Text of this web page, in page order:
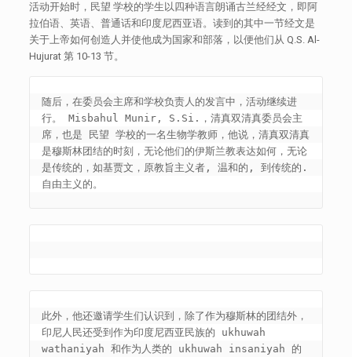
活动开始时，民望 学校的学生以四种语言朗诵古兰经经文，即阿
拉伯语、英语、普通话和印度尼西亚语。读到的其中一节经文是
关于上帝如何创造人并使他成为国家和部落，以便他们从 Q.S. Al-
Hujurat 第 10-13 节。
随后，在委员会主席和学校负责人的发言中，活动继续进
行。 Misbahul Munir, S.Si.，清真双清真委员会主
席，也是 民望 学校的一名生物学教师，他说，清真双清真
是穆斯林团结的时刻，无论他们的伊斯兰教表达如何，无论
是传统的，如基贾文，原教旨主义者, 温和的, 到传统的.
自由主义的。
此外，他还邀请学生们认识到，除了作为穆斯林的团结外，
印尼人民还受到作为印度尼西亚民族的 ukhuwah
wathaniyah 和作为人类的 ukhuwah insaniyah 的